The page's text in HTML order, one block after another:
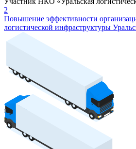
2
Повышение эффективности
логистической инфраструктуры